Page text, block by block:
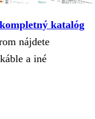
kompletný katalóg
nájdete
a iné